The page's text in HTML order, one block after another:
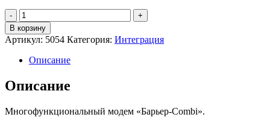
Количество
В корзину
Артикул: 5054 Категория: Интеграция
Описание
Описание
Многофункциональный модем «Барьер-Combi».